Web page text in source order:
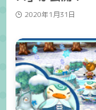
2020年1月31日